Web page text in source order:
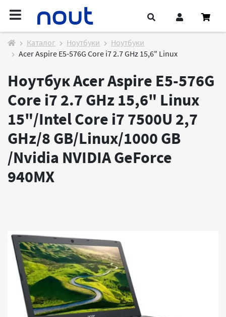
Каталог Ноутбуки
Ноутбуки
Acer Aspire E5-576G Core i7 2.7 GHz 15,6" Linux
Ноутбук Acer Aspire E5-576G
Core i7 2.7 GHz 15,6" Linux
15"/Intel Core i7 7500U 2,7
GHz/8 GB/Linux/1000 GB
/Nvidia NVIDIA GeForce
940MX